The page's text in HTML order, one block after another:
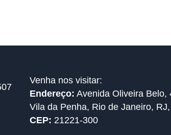
Venha nos visitar:
Endereço: Avenida Oliveira Belo,
Vila da Penha, Rio de Janeiro, RJ,
CEP: 21221-300